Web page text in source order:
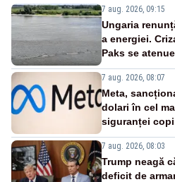
7 aug. 2026, 09:15
Ungaria
a energiei.
Paks se
7 aug. 2026, 08:07
Meta,
dolari în cel
siguranței
7 aug. 2026, 08:03
Trump neagă
deficit de